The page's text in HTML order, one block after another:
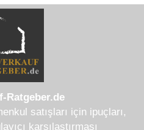
Ratgeber.de
satışları için ipuçları,
karşılaştırması